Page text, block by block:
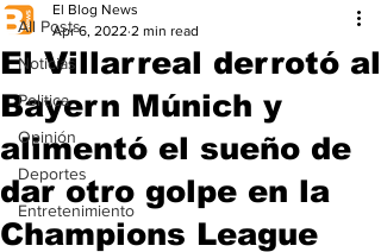
All Posts
Noticias
Politica
Opinión
Deportes
Entretenimiento
El Villarreal derrotó al
Bayern Múnich y
alimentó el sueño de
dar otro golpe en la
Champions League
El Blog News
Apr 6, 2022 2 min read